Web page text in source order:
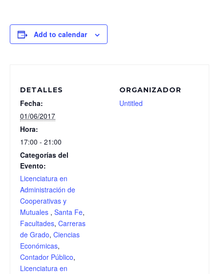
Add to calendar
DETALLES
Fecha:
01/06/2017
Hora:
17:00 - 21:00
Categorías del
Evento:
Licenciatura en
Administración de
Cooperativas y
Mutuales , Santa Fe,
Facultades, Carreras
de Grado, Ciencias
Económicas,
Contador Público,
Licenciatura en
ORGANIZADOR
Untitled